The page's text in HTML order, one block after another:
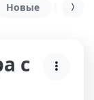
Новые С
с